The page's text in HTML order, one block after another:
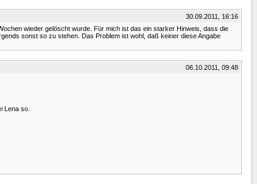
30.09.2011, 16:16
wieder gelöscht wurde. Für mich ist das ein starker Hinweis, dass die
sonst so zu stehen. Das Problem ist wohl, daß keiner diese Angabe
06.10.2011, 09:48
Lena so.